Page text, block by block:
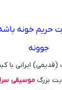
حریم خونه
جوونه
ایرانی با
بزرگ موسیقی سرا